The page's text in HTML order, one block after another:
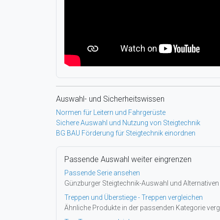
Auswahl- und Sicherheitswissen
Normen für Leitern und Fahrgerüste
Sichere Auswahl und Nutzung von Steigtechnik
BG BAU Förderung für Steigtechnik einordnen
Passende Auswahl weiter eingrenzen
Passende Serie ansehen
Günzburger Steigtechnik-Auswahl und
Treppen und Überstiege - Treppen vergleichen
Ähnliche Produkte in der passenden Kategorie